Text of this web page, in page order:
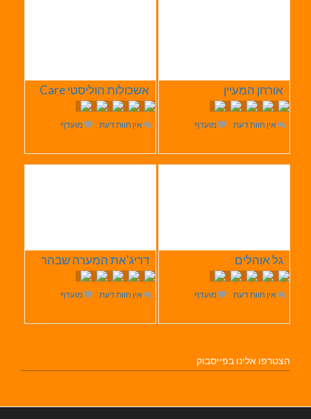
אורחן המעיין
אין חוות דעת מועדף
אשכולות הוליסטי Care
אין חוות דעת מועדף
גל אוהלים
אין חוות דעת מועדף
דריג'את המערה שבהר
אין חוות דעת מועדף
הצטרפו אלינו בפייסבוק